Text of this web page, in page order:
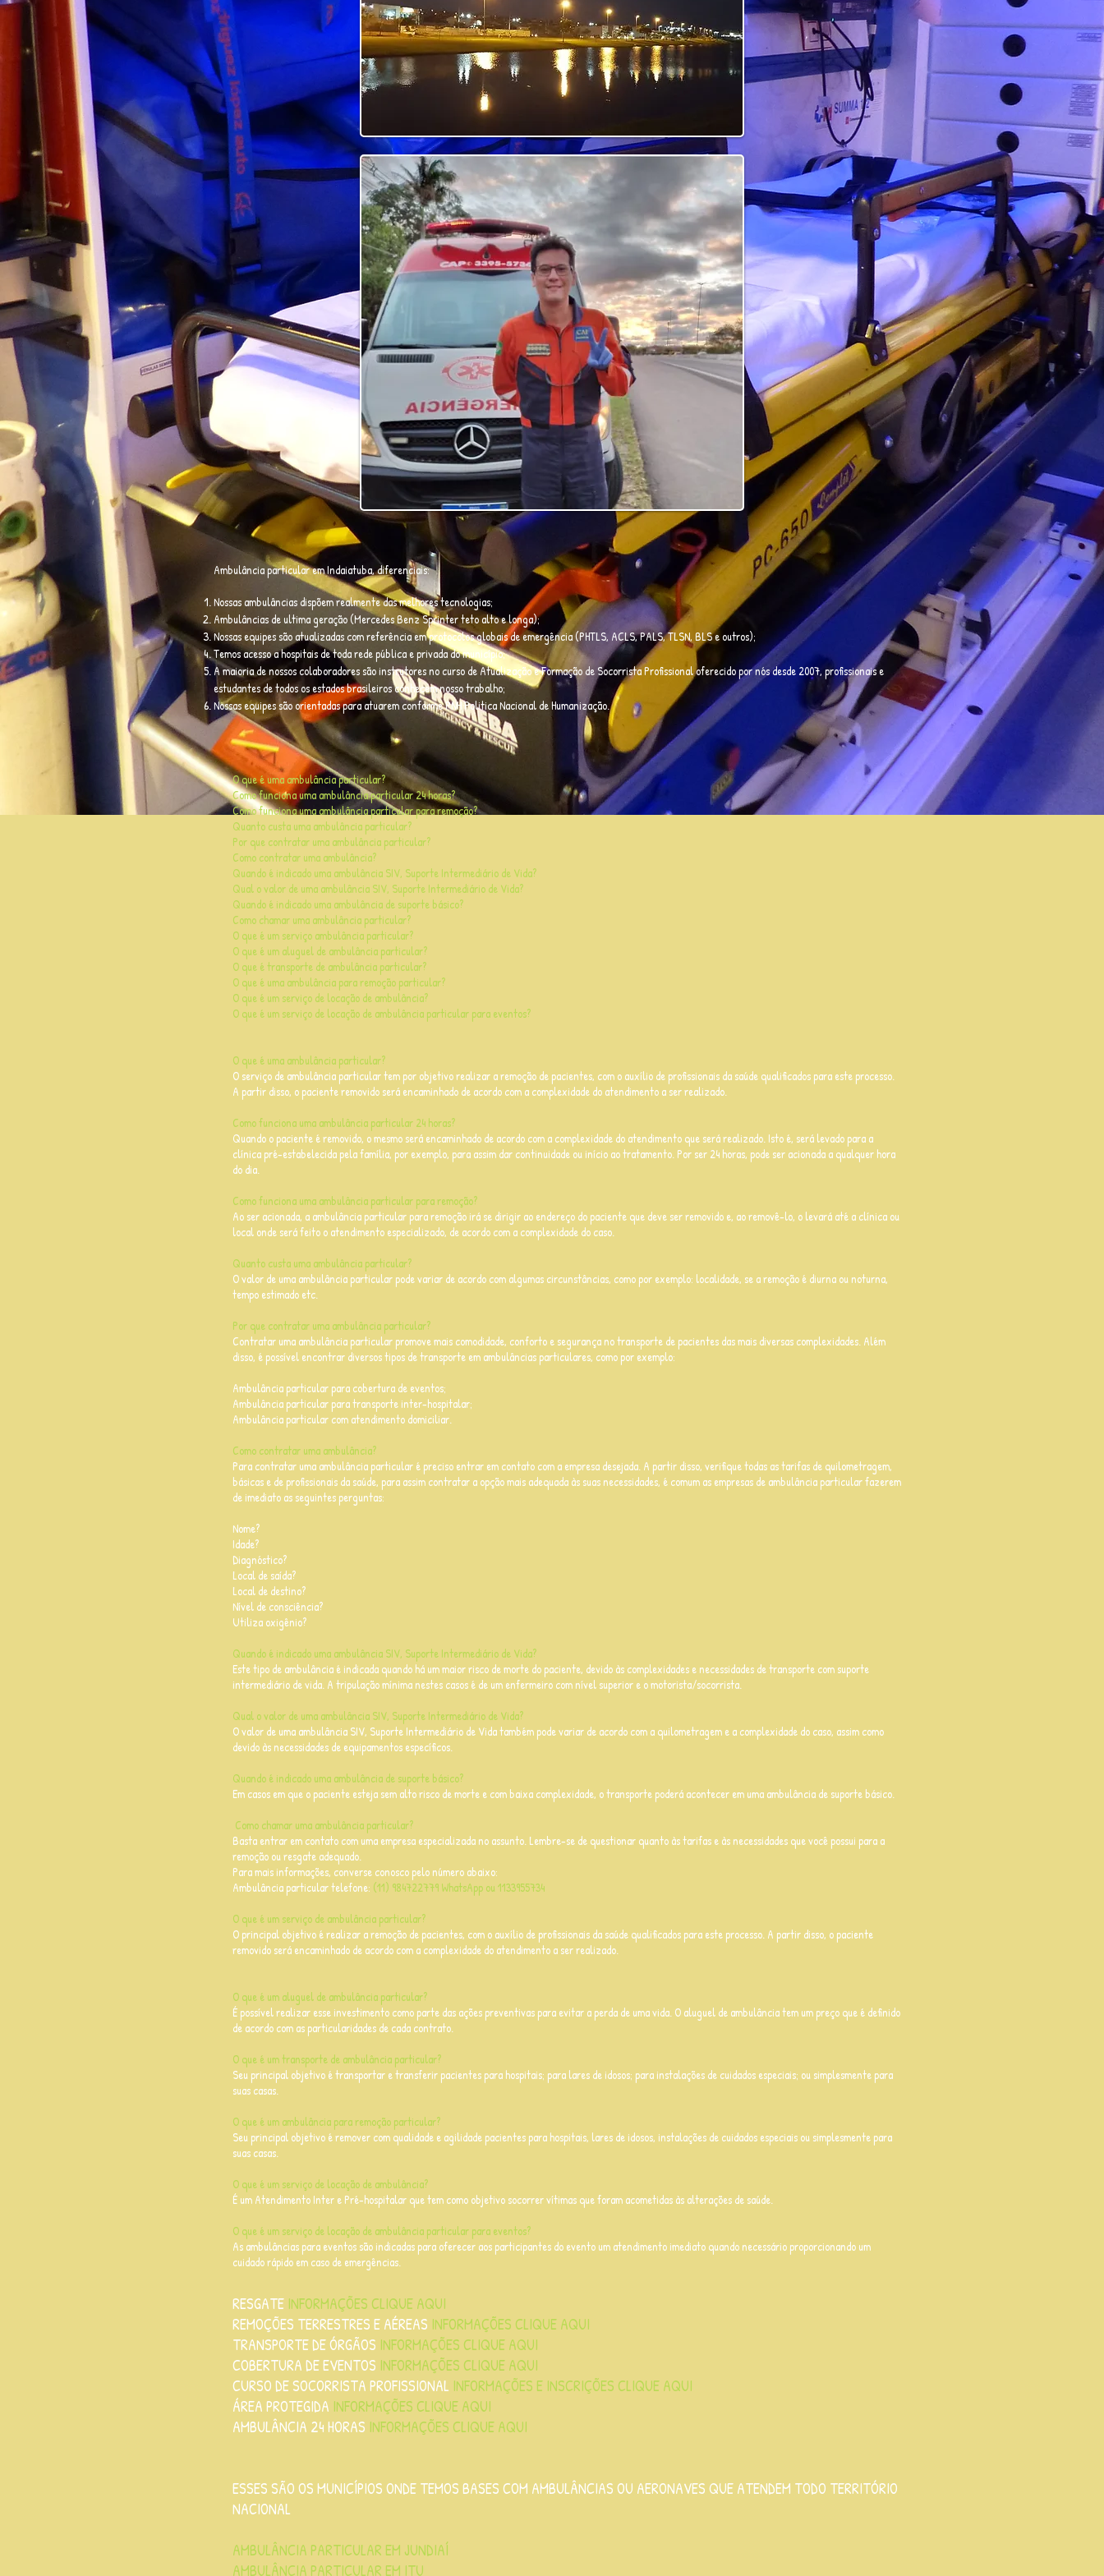
Ambulância particular em Indaiatuba, diferenciais:
Nossas ambulâncias dispõem realmente das melhores tecnologias;
Ambulâncias de ultima geração (Mercedes Benz Sprinter teto alto e longa);
Nossas equipes são atualizadas com referência em protocolos globais de emergência (PHTLS, ACLS, PALS, TLSN, BLS e outros);
Temos acesso a hospitais de toda rede pública e privada do município;
A maioria de nossos colaboradores são instrutores no curso de Atualização e Formação de Socorrista Profissional oferecido por nós desde 2007, profissionais e
estudantes de todos os estados brasileiros conhecem nosso trabalho;
Nossas equipes são orientadas para atuarem conforme PNH Politica Nacional de Humanização.
O que é uma ambulância particular?
Como funciona uma ambulância particular 24 horas?
Como funciona uma ambulância particular para remoção?
Quanto custa uma ambulância particular?
Por que contratar uma ambulância particular?
Como contratar uma ambulância?
Quando é indicado uma ambulância SIV, Suporte Intermediário de Vida?
Qual o valor de uma ambulância SIV, Suporte Intermediário de Vida?
Quando é indicado uma ambulância de suporte básico?
Como chamar uma ambulância particular?
O que é um serviço ambulância particular?
O que é um aluguel de ambulância particular?
O que é transporte de ambulância particular?
O que é uma ambulância para remoção particular?
O que é um serviço de locação de ambulância?
O que é um serviço de locação de ambulância particular para eventos?
O que é uma ambulância particular?
O serviço de ambulância particular tem por objetivo realizar a remoção de pacientes, com o auxílio de profissionais da saúde qualificados para este processo.
A partir disso, o paciente removido será encaminhado de acordo com a complexidade do atendimento a ser realizado.
Como funciona uma ambulância particular 24 horas?
Quando o paciente é removido, o mesmo será encaminhado de acordo com a complexidade do atendimento que será realizado. Isto é, será levado para a
clínica pré-estabelecida pela família, por exemplo, para assim dar continuidade ou início ao tratamento. Por ser 24 horas, pode ser acionada a qualquer hora
do dia.
Como funciona uma ambulância particular para remoção?
Ao ser acionada, a ambulância particular para remoção irá se dirigir ao endereço do paciente que deve ser removido e, ao removê-lo, o levará até a clínica ou
local onde será feito o atendimento especializado, de acordo com a complexidade do caso.
Quanto custa uma ambulância particular?
O valor de uma ambulância particular pode variar de acordo com algumas circunstâncias, como por exemplo: localidade, se a remoção é diurna ou noturna,
tempo estimado etc.
Por que contratar uma ambulância particular?
Contratar uma ambulância particular promove mais comodidade, conforto e segurança no transporte de pacientes das mais diversas complexidades. Além
disso, é possível encontrar diversos tipos de transporte em ambulâncias particulares, como por exemplo:
Ambulância particular para cobertura de eventos;
Ambulância particular para transporte inter-hospitalar;
Ambulância particular com atendimento domiciliar.
Como contratar uma ambulância?
Para contratar uma ambulância particular é preciso entrar em contato com a empresa desejada. A partir disso, verifique todas as tarifas de quilometragem,
básicas e de profissionais da saúde, para assim contratar a opção mais adequada às suas necessidades, é comum as empresas de ambulância particular fazerem
de imediato as seguintes perguntas:
Nome?
Idade?
Diagnóstico?
Local de saída?
Local de destino?
Nível de consciência?
Utiliza oxigênio?
Quando é indicado uma ambulância SIV, Suporte Intermediário de Vida?
Este tipo de ambulância é indicada quando há um maior risco de morte do paciente, devido às complexidades e necessidades de transporte com suporte
intermediário de vida. A tripulação mínima nestes casos é de um enfermeiro com nível superior e o motorista/socorrista.
Qual o valor de uma ambulância SIV, Suporte Intermediário de Vida?
O valor de uma ambulância SIV, Suporte Intermediário de Vida também pode variar de acordo com a quilometragem e a complexidade do caso, assim como
devido às necessidades de equipamentos específicos.
Quando é indicado uma ambulância de suporte básico?
Em casos em que o paciente esteja sem alto risco de morte e com baixa complexidade, o transporte poderá acontecer em uma ambulância de suporte básico.
Como chamar uma ambulância particular?
Basta entrar em contato com uma empresa especializada no assunto. Lembre-se de questionar quanto às tarifas e às necessidades que você possui para a
remoção ou resgate adequado.
Para mais informações, converse conosco pelo número abaixo:
Ambulância particular telefone: (11) 984722779 WhatsApp ou 1133955734
O que é um serviço de ambulância particular?
O principal objetivo é realizar a remoção de pacientes, com o auxílio de profissionais da saúde qualificados para este processo. A partir disso, o paciente
removido será encaminhado de acordo com a complexidade do atendimento a ser realizado.
O que é um aluguel de ambulância particular?
É possível realizar esse investimento como parte das ações preventivas para evitar a perda de uma vida. O aluguel de ambulância tem um preço que é definido
de acordo com as particularidades de cada contrato.
O que é um transporte de ambulância particular?
Seu principal objetivo é transportar e transferir pacientes para hospitais; para lares de idosos; para instalações de cuidados especiais; ou simplesmente para
suas casas.
O que é um ambulância para remoção particular?
Seu principal objetivo é remover com qualidade e agilidade pacientes para hospitais, lares de idosos, instalações de cuidados especiais ou simplesmente para
suas casas.
O que é um serviço de locação de ambulância?
É um Atendimento Inter e Pré-hospitalar que tem como objetivo socorrer vítimas que foram acometidas às alterações de saúde.
O que é um serviço de locação de ambulância particular para eventos?
As ambulâncias para eventos são indicadas para oferecer aos participantes do evento um atendimento imediato quando necessário proporcionando um
cuidado rápido em caso de emergências.
RESGATE INFORMAÇÕES CLIQUE AQUI
REMOÇÕES TERRESTRES E AÉREAS INFORMAÇÕES CLIQUE AQUI
TRANSPORTE DE ÓRGÃOS INFORMAÇÕES CLIQUE AQUI
COBERTURA DE EVENTOS INFORMAÇÕES CLIQUE AQUI
CURSO DE SOCORRISTA PROFISSIONAL INFORMAÇÕES E INSCRIÇÕES CLIQUE AQUI
ÁREA PROTEGIDA INFORMAÇÕES CLIQUE AQUI
AMBULÂNCIA 24 HORAS INFORMAÇÕES CLIQUE AQUI
ESSES SÃO OS MUNICÍPIOS ONDE TEMOS BASES COM AMBULÂNCIAS OU AERONAVES QUE ATENDEM TODO TERRITÓRIO
NACIONAL
AMBULÂNCIA PARTICULAR EM JUNDIAÍ
AMBULÂNCIA PARTICULAR EM ITU